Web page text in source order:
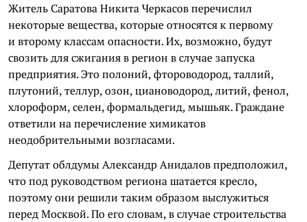
Житель Саратова Никита Черкасов перечислил
некоторые вещества, которые относятся к первому
и второму классам опасности. Их, возможно, будут
свозить для сжигания в регион в случае запуска
предприятия. Это полоний, фтороводород, таллий,
плутоний, теллур, озон, циановодород, литий, фенол,
хлороформ, селен, формальдегид, мышьяк. Граждане
ответили на перечисление химикатов
неодобрительными возгласами.
Депутат облдумы Александр Анидалов предположил,
что под руководством региона шатается кресло,
поэтому они решили таким образом выслужиться
перед Москвой. По его словам, в случае строительства